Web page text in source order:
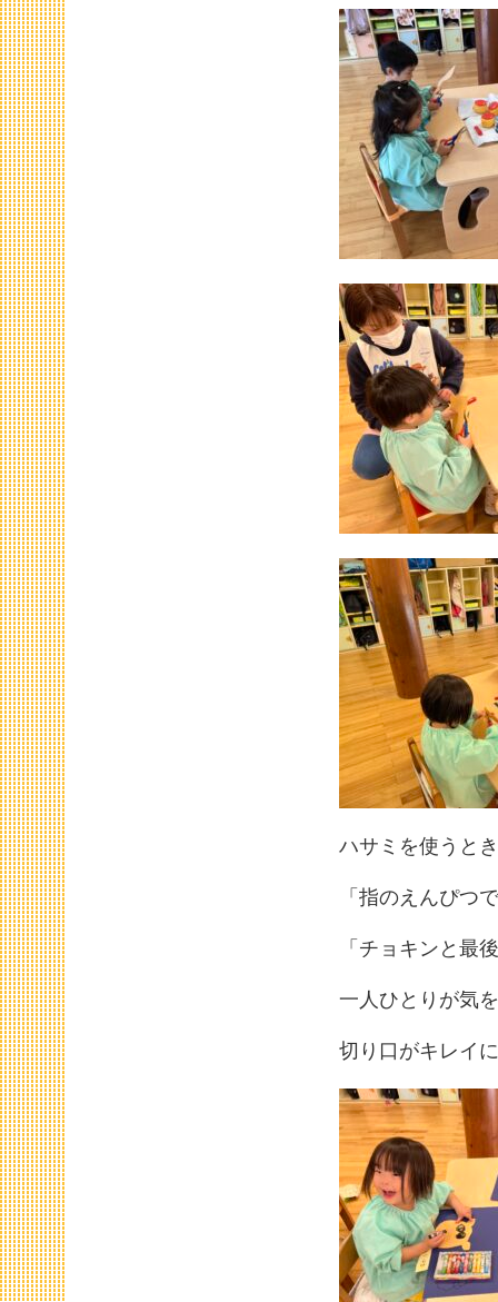
ハサミを使うと
「指のえんぴつ
「チョキンと最
一人ひとりが気
切り口がキレイ